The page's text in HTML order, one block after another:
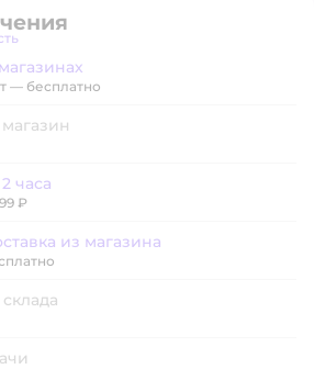
адреса доставки.
— бесплатно
часа
₽
магазина
из магазина